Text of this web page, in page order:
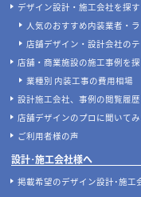
デザイン設計・施工会社を探す
人気のおすすめ内装業者・
店舗デザイン・設計会社の
店舗・商業施設の施工事例を
業種別 内装工事の費用相場
設計施工会社、事例の閲覧履歴
店舗デザインのプロに聞いてみ
ご利用者様の声
設計･施工会社様へ
掲載希望のデザイン設計･施工